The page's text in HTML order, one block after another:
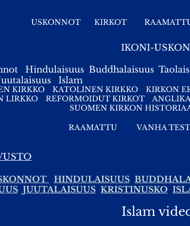
USKONNOT KIRKOT
IKONI-
Hindulaisuus Buddhalaisuus
Islam
KIRKKO KATOLINEN KIRKKO KIRKON
LIRKKO
REFORMOIDUT KIRKOT
SUOMEN KIRKON
RAAMATTU VANHA
HINDULAISUUS
JUUTALAISUUS KRISTINUSKO
Islam